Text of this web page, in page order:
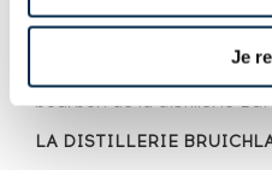
Je
Octomore distillé en
des premières
en avril 2008, au même
partir d'orge tourbée à
bourbon de la distillerie
LA DISTILLERIE